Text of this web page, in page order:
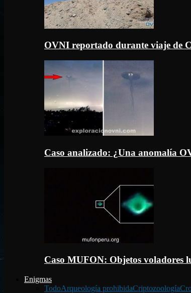
OVNI reportado durante viaje de
Caso analizado: ¿Una anomalía
Caso MUFON: Objetos voladores
Enigmas
TodoArqueología prohibidaCriptozoología